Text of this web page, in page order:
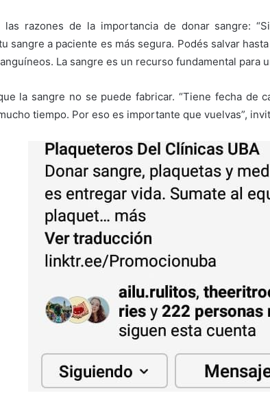
las razones de la importancia de donar sangre:
sangre a paciente es más segura. Podés salvar
La sangre es un recurso fundamental para
la sangre no se puede fabricar. “Tiene fecha de
tiempo. Por eso es importante que vuelvas”,